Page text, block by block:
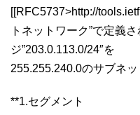
[[RFC5737>http://
トネットワーク”で定義
ジ”203.0.113.0/24″を
255.255.240.0のサブネッ
**1.セグメント